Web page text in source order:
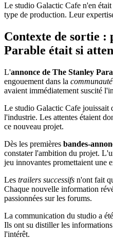
Le studio Galactic Cafe n'en était
type de production. Leur
Contexte de sortie :
Parable était si
L'annonce de The Stanley
engouement dans la
avaient immédiatement suscité
Le studio Galactic Cafe jouissait
l'industrie. Les attentes étaient
ce nouveau projet.
Dès les premières bandes-
constater l'ambition du projet.
jeu innovantes promettaient une
Les trailers successifs n'ont fait
Chaque nouvelle information
passionnées sur les forums.
La communication du studio a
Ils ont su distiller les
l'intérêt.